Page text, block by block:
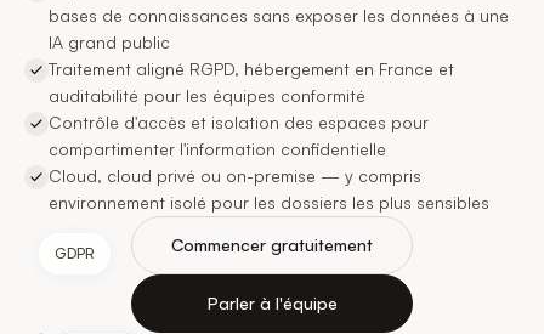
bases de connaissances sans exposer les données à une
IA grand public
Traitement aligné RGPD, hébergement en France et
auditabilité pour les équipes conformité
Contrôle d'accès et isolation des espaces pour
compartimenter l'information confidentielle
Cloud, cloud privé ou on-premise — y compris
environnement isolé pour les dossiers les plus sensibles
Commencer gratuitement
Parler à l'équipe
GDPR